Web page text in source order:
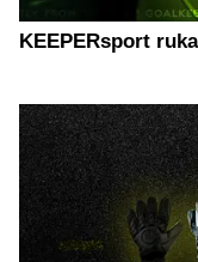
KEEPERsport